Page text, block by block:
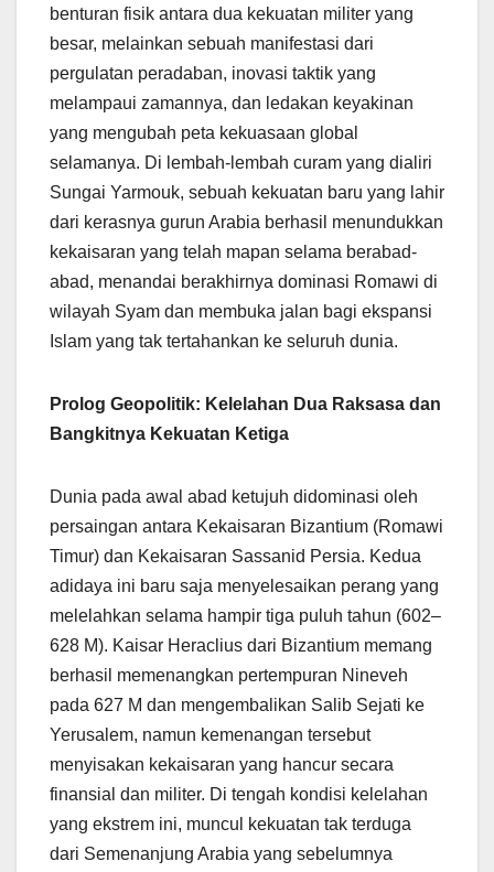
benturan fisik antara dua kekuatan militer yang
besar, melainkan sebuah manifestasi dari
pergulatan peradaban, inovasi taktik yang
melampaui zamannya, dan ledakan keyakinan
yang mengubah peta kekuasaan global
selamanya. Di lembah-lembah curam yang dialiri
Sungai Yarmouk, sebuah kekuatan baru yang lahir
dari kerasnya gurun Arabia berhasil menundukkan
kekaisaran yang telah mapan selama berabad-
abad, menandai berakhirnya dominasi Romawi di
wilayah Syam dan membuka jalan bagi ekspansi
Islam yang tak tertahankan ke seluruh dunia.
Prolog Geopolitik: Kelelahan Dua Raksasa dan
Bangkitnya Kekuatan Ketiga
Dunia pada awal abad ketujuh didominasi oleh
persaingan antara Kekaisaran Bizantium (Romawi
Timur) dan Kekaisaran Sassanid Persia. Kedua
adidaya ini baru saja menyelesaikan perang yang
melelahkan selama hampir tiga puluh tahun (602–
628 M). Kaisar Heraclius dari Bizantium memang
berhasil memenangkan pertempuran Nineveh
pada 627 M dan mengembalikan Salib Sejati ke
Yerusalem, namun kemenangan tersebut
menyisakan kekaisaran yang hancur secara
finansial dan militer. Di tengah kondisi kelelahan
yang ekstrem ini, muncul kekuatan tak terduga
dari Semenanjung Arabia yang sebelumnya